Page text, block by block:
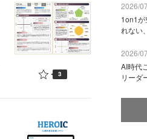
3
2026/
1on1
れない
2026/
AI時代
リーダ